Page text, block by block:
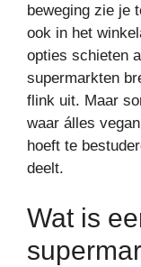
beweging zie je
ook in het
opties schieten
supermarkten
flink uit. Maar
waar álles
hoeft te
deelt.
Wat is